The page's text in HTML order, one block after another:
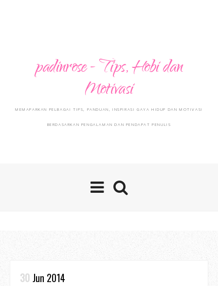
padinrose - Tips, Hobi dan
Motivasi
MEMAPARKAN PELBAGAI TIPS, PANDUAN, INSPIRASI GAYA HIDUP DAN MOTIVASI
BERDASARKAN PENGALAMAN DAN PENDAPAT PENULIS
30 Jun 2014